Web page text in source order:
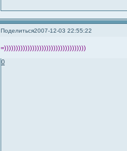
Поделиться2007-12-03 22:55:22
=)))))))))))))))))))))))))))))))))))
0